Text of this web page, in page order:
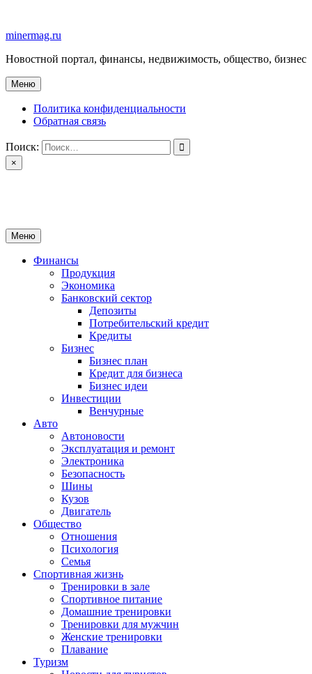
содержимому
minermag.ru
Новостной портал, финансы, недвижимость, общество, бизнес
Меню
Политика конфиденциальности
Обратная связь
Поиск:
×
Меню
Финансы
Продукция
Экономика
Банковский сектор
Депозиты
Потребительский кредит
Кредиты
Бизнес
Бизнес план
Кредит для бизнеса
Бизнес идеи
Инвестиции
Венчурные
Авто
Автоновости
Эксплуатация и ремонт
Электроника
Безопасность
Шины
Кузов
Двигатель
Общество
Отношения
Психология
Семья
Спортивная жизнь
Тренировки в зале
Спортивное питание
Домашние тренировки
Тренировки для мужчин
Женские тренировки
Плавание
Туризм